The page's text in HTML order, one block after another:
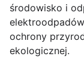
środowisko i
ochrony
ekologicznej.